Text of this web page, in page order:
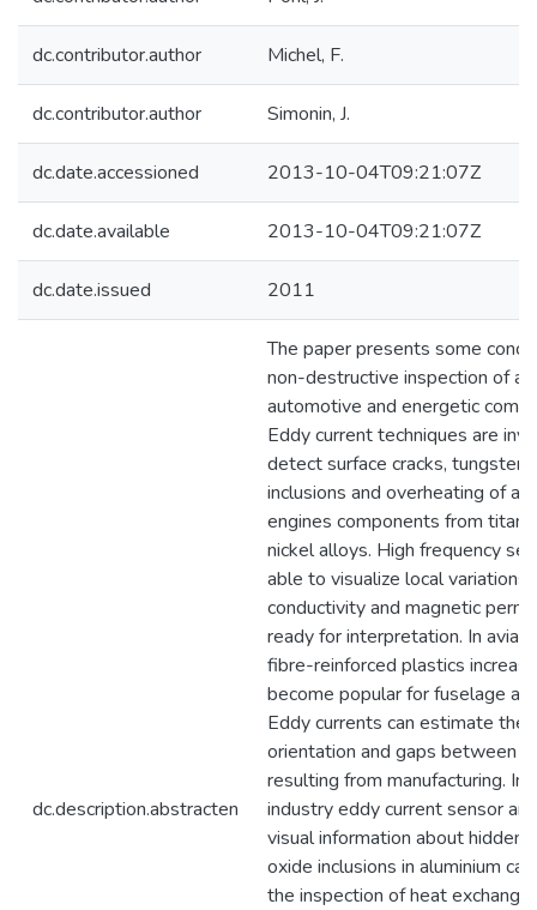
dc.contributor.author Michel, F.
dc.contributor.author Simonin, J.
dc.date.accessioned 2013-10-04T09:21:07Z
dc.date.available 2013-10-04T09:21:07Z
dc.date.issued 2011
dc.description.abstracten
The paper presents some
non-destructive inspection of
automotive and energetic
Eddy current techniques are
detect surface cracks, tungsten
inclusions and overheating of
engines components from
nickel alloys. High frequency
able to visualize local variations
conductivity and magnetic
ready for interpretation. In
fibre-reinforced plastics
become popular for fuselage
Eddy currents can estimate the
orientation and gaps between
resulting from manufacturing. In
industry eddy current sensor
visual information about hidden
oxide inclusions in aluminium
the inspection of heat